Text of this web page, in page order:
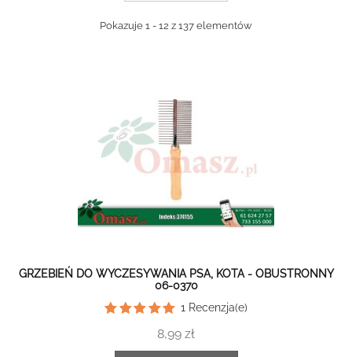
Pokazuje 1 - 12 z 137 elementów
GRZEBIEŃ DO WYCZESYWANIA PSA, KOTA - OBUSTRONNY
06-0370
1Recenzja(e)
8,99 zł